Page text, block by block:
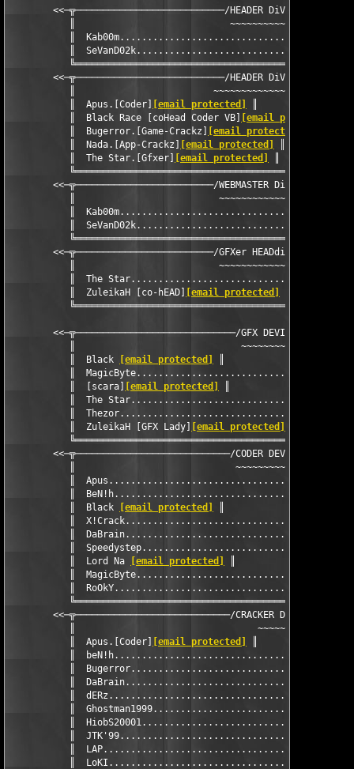
<<─╦───────────────────────────/HEADER
║                            ~~~~~~~~~~~~~~
║
║
<<─╦───────────────────────────/HEADER
║                         ~~~~~~~~~~~~~~~~~~~~
           ║  Apus.[Coder]
[email protected]
           ║  Black Race [coHead Coder VB]
[email protected]
           ║  Bugerror.[Game-Crackz]
[email protected]
           ║  Nada.[App-Crackz]
[email protected]
           ║  The Star.[Gfxer]
[email protected]
<<─╦─────────────────────────/WEBMASTER
║                          ~~~~~~~~~~~~~~~~~~~~~
║
║
<<─╦─────────────────────────/GFXer
║                          ~~~~~~~~~~~~~~~~~~~~~
║  The
           ║  ZuleikaH [co-hEAD]
[email protected]
<<─╦─────────────────────────────/GFX
║                              ~~~~~~~~~~~~
           ║  Black
[email protected]
║
           ║  [scara]
[email protected]
║  The
║
           ║  ZuleikaH [GFX Lady]
[email protected]
<<─╦────────────────────────────/CODER
║                             ~~~~~~~~~~~~~~
║
║
           ║  Black
[email protected]
║
║
║
           ║  Lord Na
[email protected]
║
║
<<─╦────────────────────────────/CRACKER
║                                 ~~~~~~
           ║  Apus.[Coder]
[email protected]
║
║
║
║
║
║
║
║
║